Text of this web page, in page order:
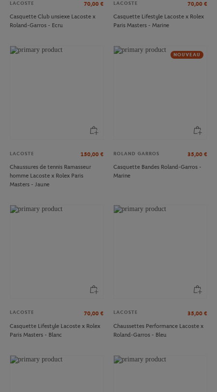
LACOSTE 70,00 €
Casquette Club unsiexe Lacoste x
Roland-Garros - Ecru
LACOSTE 70,00 €
Casquette Lifestyle Lacoste x Rolex
Paris Masters - Marine
LACOSTE 150,00 €
Chaussures de tennis Ramasseur
homme Lacoste x Rolex Paris
Masters - Jaune
NOUVEAU
ROLAND GARROS 35,00 €
Casquette Bandes Roland-Garros -
Marine
LACOSTE 70,00 €
Casquette Lifestyle Lacoste x Rolex
Paris Masters - Blanc
LACOSTE 35,00 €
Chaussettes Performance Lacoste x
Roland-Garros - Bleu